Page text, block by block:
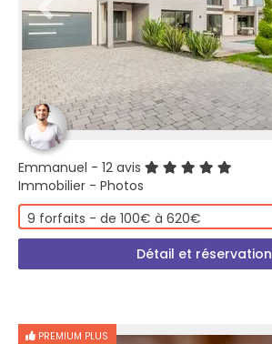
Emmanuel - 12 avis
Immobilier - Photos
9 forfaits - de 100€ à 620€
Détail et réservation
PREMIUM PLUS